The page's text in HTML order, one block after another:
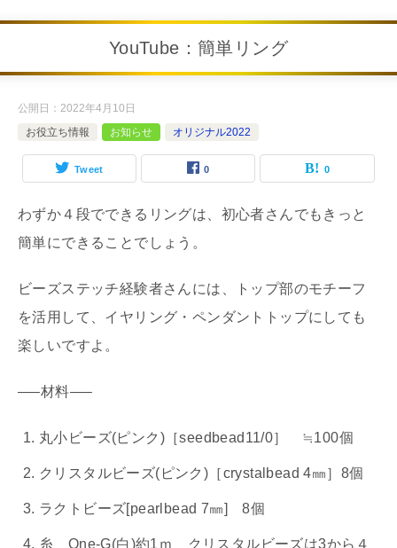
YouTube：簡単リング
公開日： 2022年4月10日
お役立ち情報
お知らせ オリジナル2022
Tweet 0 0
わずか４段でできるリングは、初心者さんでもきっと
簡単にできることでしょう。
ビーズステッチ経験者さんには、トップ部のモチーフ
を活用して、イヤリング・ペンダントトップにしても
楽しいですよ。
—–材料—–
丸小ビーズ(ピンク)［seedbead11/0］ ≒100個
クリスタルビーズ(ピンク)［crystalbead 4㎜］8個
ラクトビーズ[pearlbead 7㎜] 8個
糸 One-G(白)約1ｍ クリスタルビーズは3から４